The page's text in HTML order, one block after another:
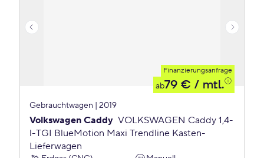
Finanzierungsanfrage
ab79 € / mtl.
Gebrauchtwagen | 2019
Volkswagen Caddy VOLKSWAGEN Caddy 1,4-
l-TGI BlueMotion Maxi Trendline Kasten-
Lieferwagen